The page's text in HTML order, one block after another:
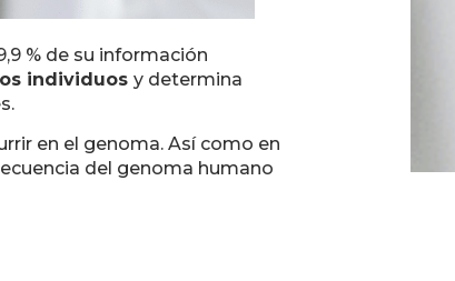
% de su información
individuos y determina
en el genoma. Así como en
del genoma humano